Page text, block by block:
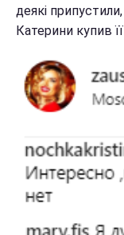
деякі
Катерини купив